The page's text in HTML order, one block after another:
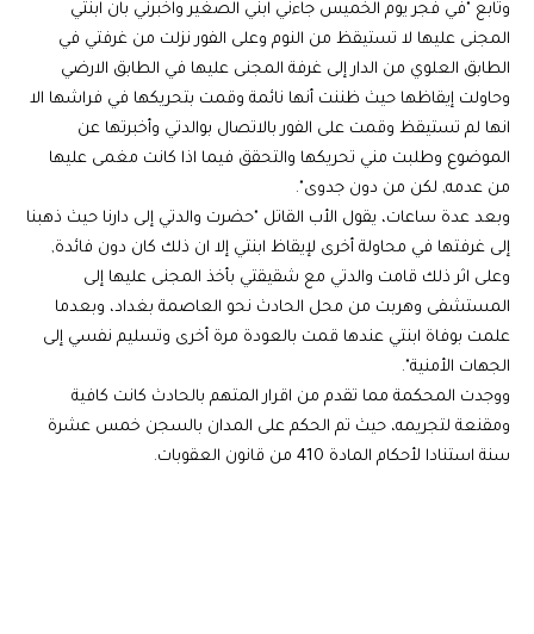
وتابع "في فجر يوم الخميس جاءني ابني الصغير واخبرني بان ابنتي
المجنى عليها لا تستيقظ من النوم وعلى الفور نزلت من غرفتي في
الطابق العلوي من الدار إلى غرفة المجنى عليها في الطابق الارضي
وحاولت إيقاظها حيث ظننت أنها نائمة وقمت بتحريكها في فراشها الا
انها لم تستيقظ وقمت على الفور بالاتصال بوالدتي وأخبرتها عن
الموضوع وطلبت مني تحريكها والتحقق فيما اذا كانت مغمى عليها
من عدمه, لكن من دون جدوى".
وبعد عدة ساعات، يقول الأب القاتل "حضرت والدتي إلى دارنا حيث ذهبنا
إلى غرفتها في محاولة أخرى لإيقاظ ابنتي إلا ان ذلك كان دون فائدة,
وعلى اثر ذلك قامت والدتي مع شقيقتي بأخذ المجنى عليها إلى
المستشفى وهربت من محل الحادث نحو العاصمة بغداد، وبعدما
علمت بوفاة ابنتي عندها قمت بالعودة مرة أخرى وتسليم نفسي إلى
الجهات الأمنية".
ووجدت المحكمة مما تقدم من اقرار المتهم بالحادث كانت كافية
ومقنعة لتجريمه، حيث تم الحكم على المدان بالسجن خمس عشرة
سنة استنادا لأحكام المادة 410 من قانون العقوبات.